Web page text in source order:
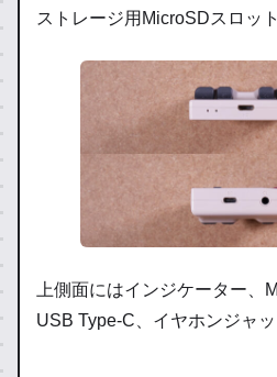
ストレージ用MicroSDスロット
上側面にはインジケーター、
USB Type-C、イヤホンジャッ